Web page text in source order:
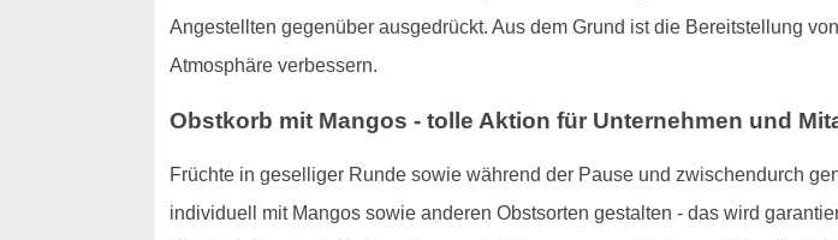
Angestellten gegenüber ausgedrückt. Aus dem Grund ist die Bereitstellung
Atmosphäre verbessern.
Obstkorb mit Mangos - tolle Aktion für Unternehmen und
Früchte in geselliger Runde sowie während der Pause und zwischendurch
individuell mit Mangos sowie anderen Obstsorten gestalten - das wird